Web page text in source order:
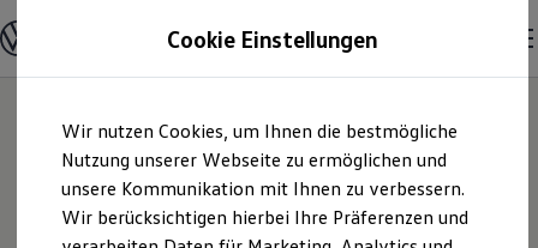
Hauptinhalt
springen
Footer
springen
Modelle und Konfigurator
Konfigurator
Modelle vergleichen
Elektroautos
ENERGY Sondermodelle
Nutzfahrzeuge
SUV und CUV
Familienautos
Eskildsen GmbH &
Cookie Einstellungen
Wir nutzen Cookies, um Ihnen die bestmögliche
Nutzung unserer Webseite zu ermöglichen und
unsere Kommunikation mit Ihnen zu verbessern.
Wir berücksichtigen hierbei Ihre Präferenzen und